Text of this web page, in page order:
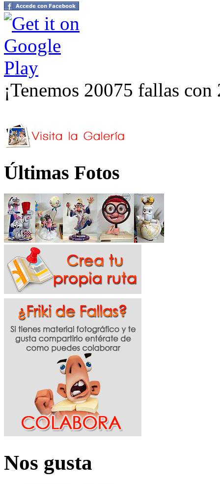
¡Tenemos 20075 fallas
Últimas Fotos
Nos gusta